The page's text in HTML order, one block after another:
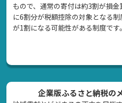
もので、通常の寄付は約3割が損
に6割分が税額控除の対象となる
が1割になる可能性がある制度です。
企業版ふるさと納税の